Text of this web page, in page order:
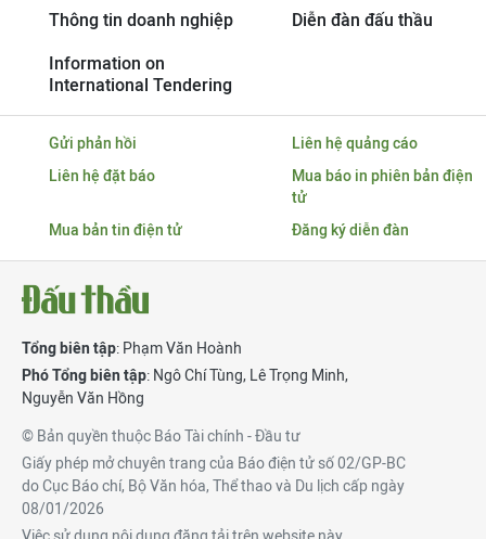
Thông tin doanh nghiệp Diễn đàn đấu thầu
Information on
International Tendering
Gửi phản hồi
Liên hệ quảng cáo
Liên hệ đặt báo
Mua báo in phiên bản điện
tử
Mua bản tin điện tử
Đăng ký diễn đàn
Tổng biên tập: Phạm Văn Hoành
Phó Tổng biên tập: Ngô Chí Tùng, Lê Trọng Minh,
Nguyễn Văn Hồng
© Bản quyền thuộc Báo Tài chính - Đầu tư
Giấy phép mở chuyên trang của Báo điện tử số 02/GP-BC
do Cục Báo chí, Bộ Văn hóa, Thể thao và Du lịch cấp ngày
08/01/2026